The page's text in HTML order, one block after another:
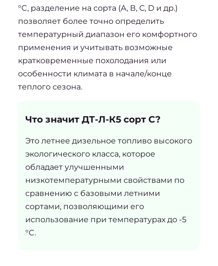
°C, разделение на сорта (А, В, С, D и др.)
позволяет более точно определить
температурный диапазон его комфортного
применения и учитывать возможные
кратковременные похолодания или
особенности климата в начале/конце
теплого сезона.
Что значит ДТ-Л-К5 сорт С?
Это летнее дизельное топливо высокого
экологического класса, которое
обладает улучшенными
низкотемпературными свойствами по
сравнению с базовыми летними
сортами, позволяющими его
использование при температурах до -5
°C.